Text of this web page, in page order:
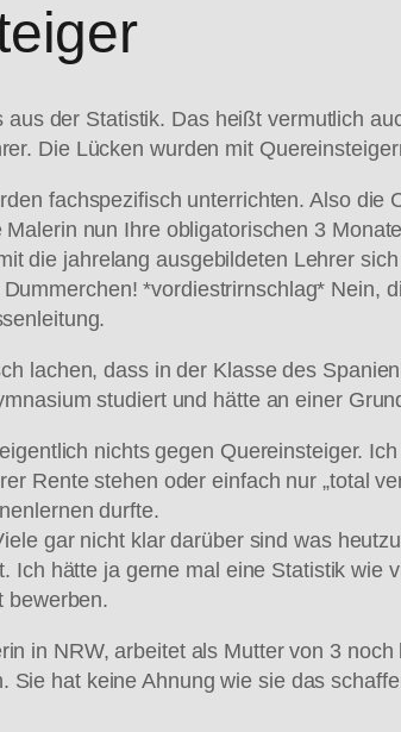
aus der Statistik. Das heißt vermutlich
Die Lücken wurden mit
fachspezifisch unterrichten. Also
nun Ihre obligatorischen 3
die jahrelang ausgebildeten Lehrer
*vordiestrirnschlag*
lachen, dass in der Klasse des
studiert und hätte an einer
nichts gegen Quereinsteiger.
Rente stehen oder einfach nur „total
durfte.
gar nicht klar darüber sind was
Ich hätte ja gerne mal eine Statistik
bewerben.
in NRW, arbeitet als Mutter von 3
Sie hat keine Ahnung wie sie das